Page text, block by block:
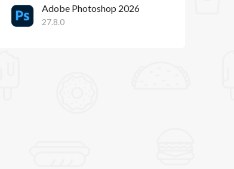
Adobe Photoshop 2026
27.8.0